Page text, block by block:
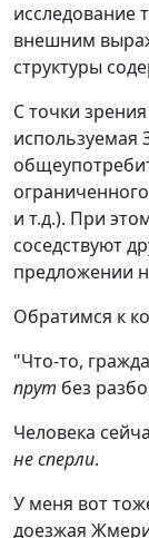
исследование
внешним
структуры
С точки
используемая
и т.д.). При
соседствуют
предложении
Обратимся к
"Что-то,
прут без
Человека
не сперли.
У меня вот
доезжая